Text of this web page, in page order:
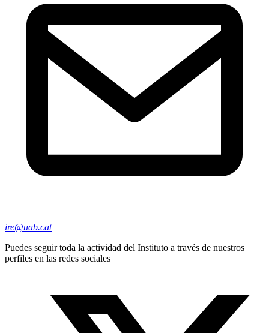
ire@uab.cat
Puedes seguir toda la actividad del Instituto a través de nuestros
perfiles en las redes sociales